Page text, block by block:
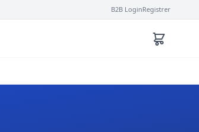
B2B LoginRegistrer